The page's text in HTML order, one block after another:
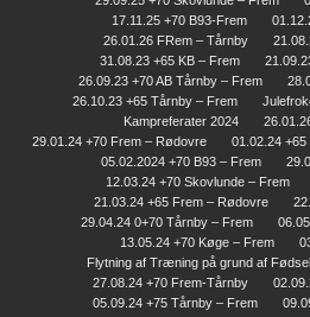
17.11.25 +70 B93-Frem
26.01.26 FRem – Tårnby
31.08.23 +65 KB – Frem
26.09.23 +70 AB Tårnby – Frem
26.10.23 +65 Tårnby – Frem
Kampreferater 2024
29.01.24 +70 Frem – Rødovre
01.02.24
05.02.2024 +70 B93 – Frem
12.03.24 +70 Skovlunde – Frem
21.03.24 +65 Frem – Rødovre
29.04.24 0+70 Tårnby – Frem
13.05.24 +70 Køge – Frem
Flytning af Træning på grund af
27.08.24 +70 Frem-Tårnby
05.09.24 +75 Tårnby – Frem